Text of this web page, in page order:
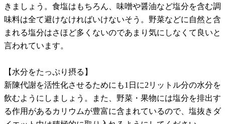
きましょう。食塩はもちろん、味噌や醤油など塩分を含む調
味料は全て避けなければいけないそう。野菜などに自然と含
まれる塩分はさほど多くないのであまり気にしなくて良いと
言われています。
【水分をたっぷり摂る】
新陳代謝を活性化させるためにも1日に2リットル分の水分を
飲むようにしましょう。また、野菜・果物には塩分を排出す
る作用があるカリウムが豊富に含まれているので、塩抜きダ